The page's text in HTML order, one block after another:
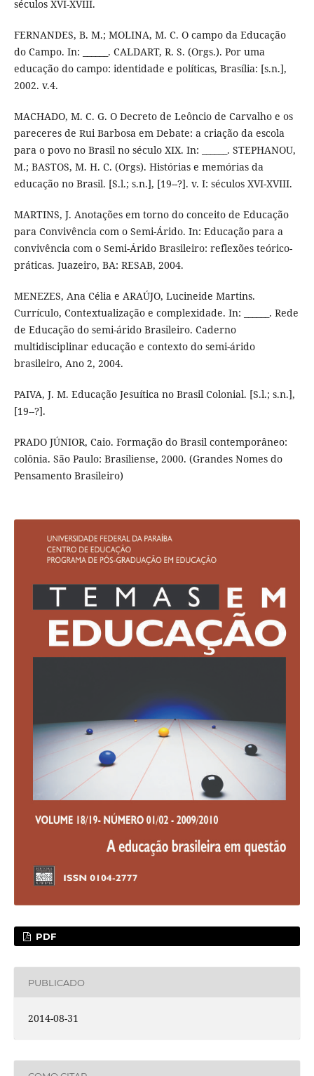
séculos XVI-XVIII.
FERNANDES, B. M.; MOLINA, M. C. O campo da Educação
do Campo. In: ______. CALDART, R. S. (Orgs.). Por uma
educação do campo: identidade e políticas, Brasília: [s.n.],
2002. v.4.
MACHADO, M. C. G. O Decreto de Leôncio de Carvalho e os
pareceres de Rui Barbosa em Debate: a criação da escola
para o povo no Brasil no século XIX. In: ______. STEPHANOU,
M.; BASTOS, M. H. C. (Orgs). Histórias e memórias da
educação no Brasil. [S.l.; s.n.], [19--?]. v. I: séculos XVI-XVIII.
MARTINS, J. Anotações em torno do conceito de Educação
para Convivência com o Semi-Árido. In: Educação para a
convivência com o Semi-Árido Brasileiro: reflexões teórico-
práticas. Juazeiro, BA: RESAB, 2004.
MENEZES, Ana Célia e ARAÚJO, Lucineide Martins.
Currículo, Contextualização e complexidade. In: ______. Rede
de Educação do semi-árido Brasileiro. Caderno
multidisciplinar educação e contexto do semi-árido
brasileiro, Ano 2, 2004.
PAIVA, J. M. Educação Jesuítica no Brasil Colonial. [S.l.; s.n.],
[19--?].
PRADO JÚNIOR, Caio. Formação do Brasil contemporâneo:
colônia. São Paulo: Brasiliense, 2000. (Grandes Nomes do
Pensamento Brasileiro)
PDF
PUBLICADO
2014-08-31